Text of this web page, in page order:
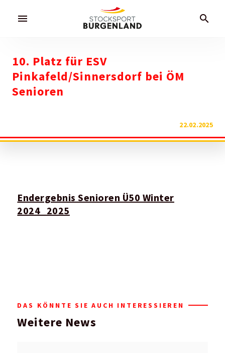
menu search
10. Platz für ESV
Pinkafeld/Sinnersdorf bei ÖM
Senioren
22.02.2025
Endergebnis Senioren Ü50 Winter
2024_2025
DAS KÖNNTE SIE AUCH INTERESSIEREN
Weitere News